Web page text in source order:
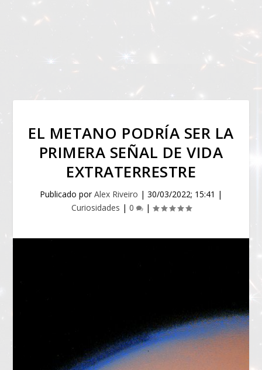
EL METANO PODRÍA SER LA
PRIMERA SEÑAL DE VIDA
EXTRATERRESTRE
Publicado porAlex Riveiro | 30/03/2022; 15:41 |
Curiosidades | 0 |